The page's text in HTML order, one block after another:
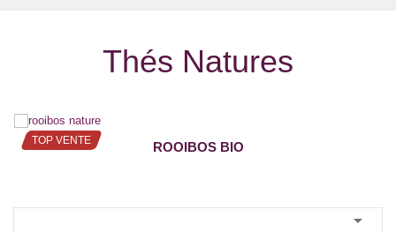
Thés Natures
TOP VENTE ROOIBOS BIO
